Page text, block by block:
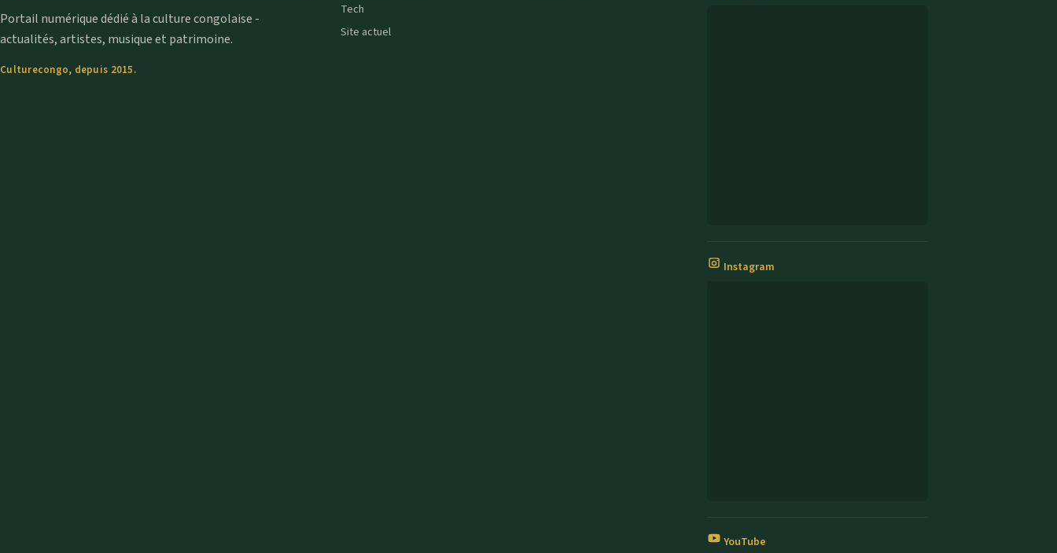
Portail numérique dédié à la culture congolaise -
actualités, artistes, musique et patrimoine.
Culturecongo, depuis 2015.
Tech
Site actuel
Instagram
YouTube